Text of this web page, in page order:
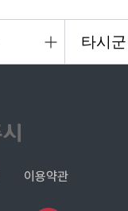
이용약관